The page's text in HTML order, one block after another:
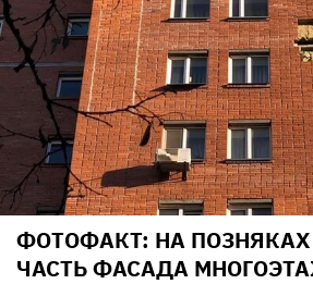
ФОТОФАКТ: НА
ЧАСТЬ ФАСАДА